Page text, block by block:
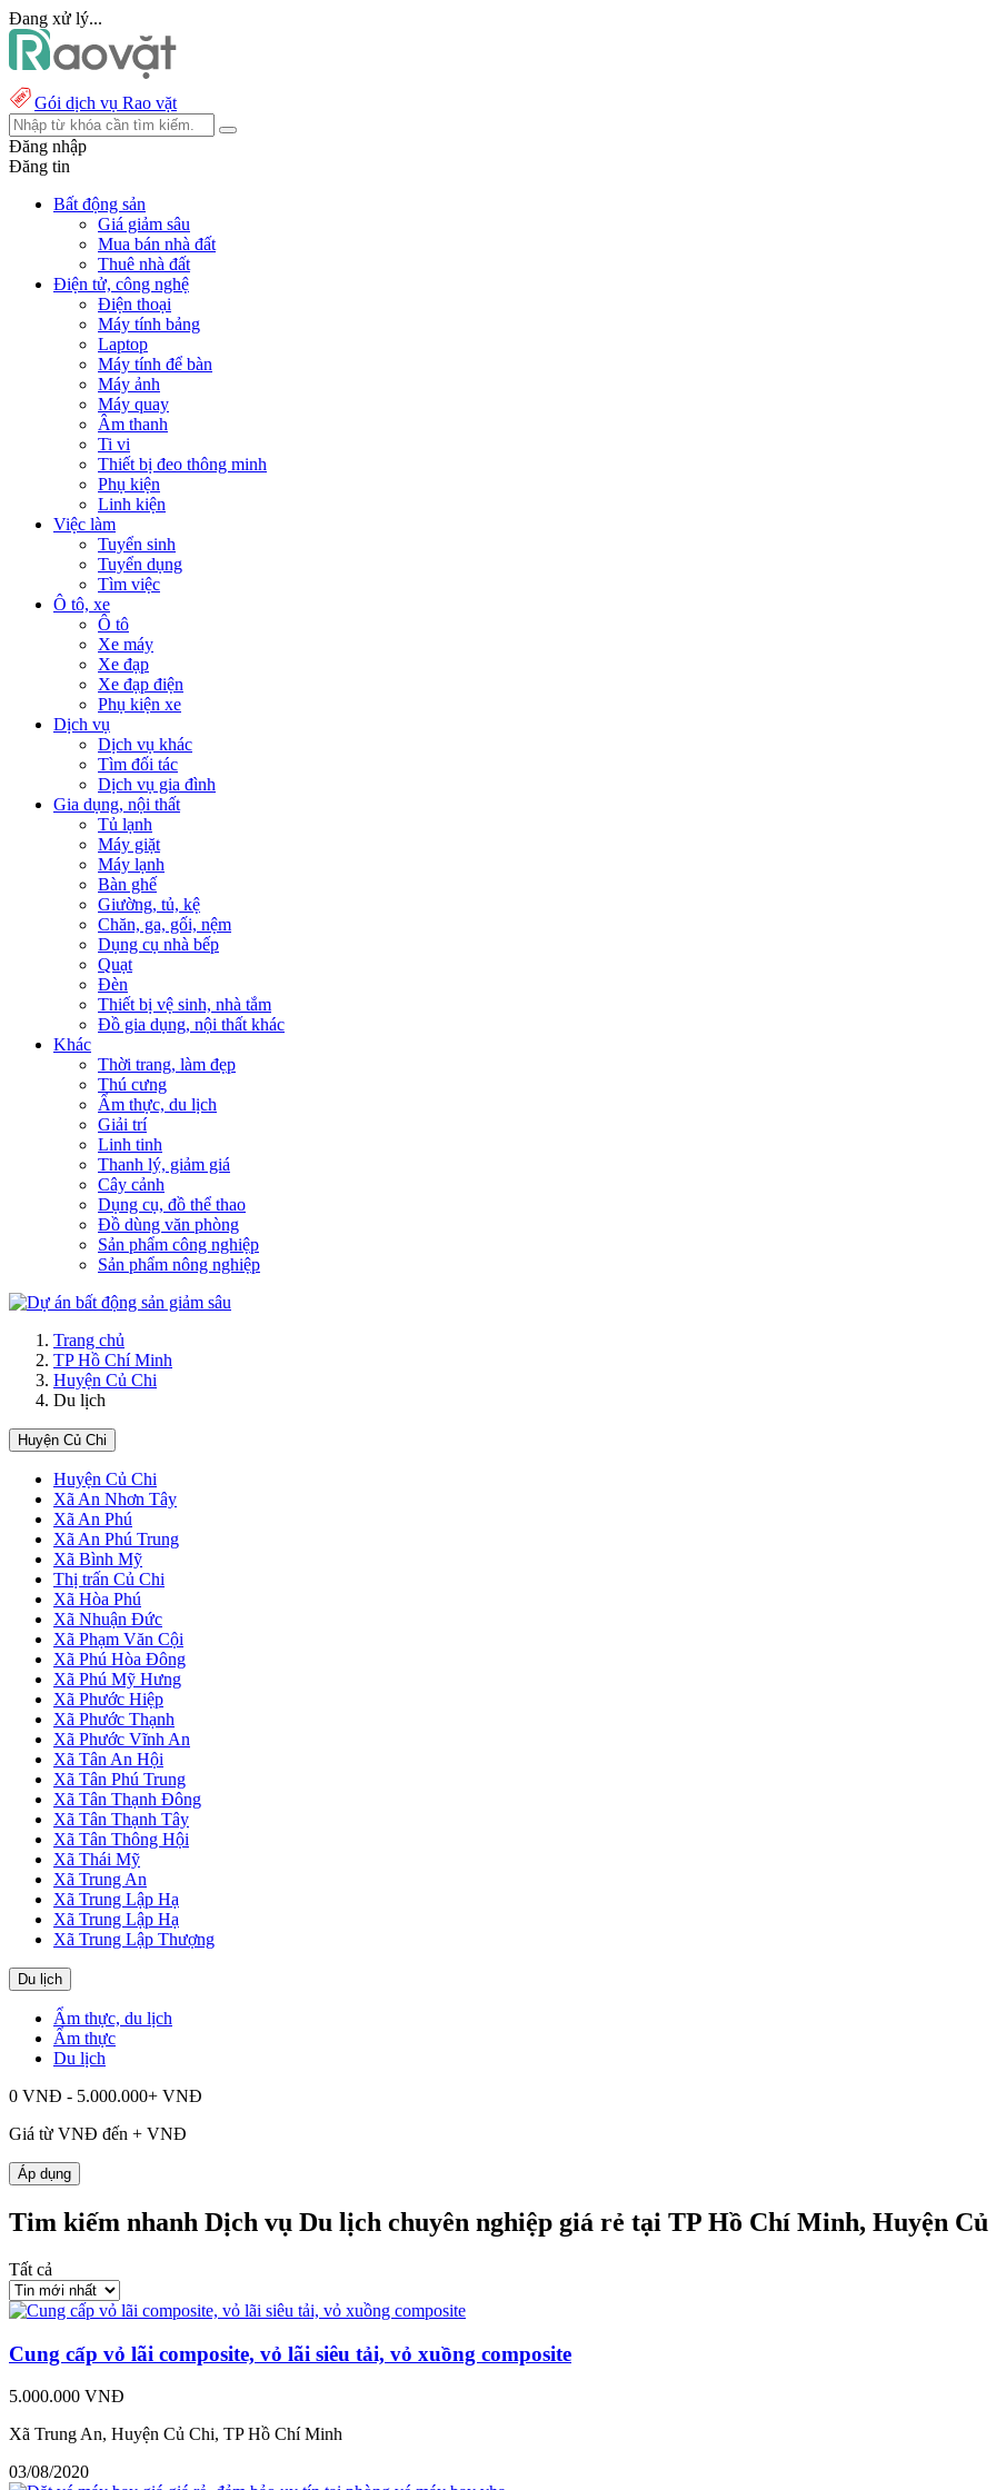
Đang xử lý...
Gói dịch vụ Rao vặt
Đăng nhập
Đăng tin
Bất động sản
Giá giảm sâu
Mua bán nhà đất
Thuê nhà đất
Điện tử, công nghệ
Điện thoại
Máy tính bảng
Laptop
Máy tính để bàn
Máy ảnh
Máy quay
Âm thanh
Ti vi
Thiết bị đeo thông minh
Phụ kiện
Linh kiện
Việc làm
Tuyển sinh
Tuyển dụng
Tìm việc
Ô tô, xe
Ô tô
Xe máy
Xe đạp
Xe đạp điện
Phụ kiện xe
Dịch vụ
Dịch vụ khác
Tìm đối tác
Dịch vụ gia đình
Gia dụng, nội thất
Tủ lạnh
Máy giặt
Máy lạnh
Bàn ghế
Giường, tủ, kệ
Chăn, ga, gối, nệm
Dụng cụ nhà bếp
Quạt
Đèn
Thiết bị vệ sinh, nhà tắm
Đồ gia dụng, nội thất khác
Khác
Thời trang, làm đẹp
Thú cưng
Ẩm thực, du lịch
Giải trí
Linh tinh
Thanh lý, giảm giá
Cây cảnh
Dụng cụ, đồ thể thao
Đồ dùng văn phòng
Sản phẩm công nghiệp
Sản phẩm nông nghiệp
Trang chủ
TP Hồ Chí Minh
Huyện Củ Chi
Du lịch
Huyện Củ Chi
Huyện Củ Chi
Xã An Nhơn Tây
Xã An Phú
Xã An Phú Trung
Xã Bình Mỹ
Thị trấn Củ Chi
Xã Hòa Phú
Xã Nhuận Đức
Xã Phạm Văn Cội
Xã Phú Hòa Đông
Xã Phú Mỹ Hưng
Xã Phước Hiệp
Xã Phước Thạnh
Xã Phước Vĩnh An
Xã Tân An Hội
Xã Tân Phú Trung
Xã Tân Thạnh Đông
Xã Tân Thạnh Tây
Xã Tân Thông Hội
Xã Thái Mỹ
Xã Trung An
Xã Trung Lập Hạ
Xã Trung Lập Hạ
Xã Trung Lập Thượng
Du lịch
Ẩm thực, du lịch
Ẩm thực
Du lịch
0 VNĐ - 5.000.000+ VNĐ
Giá từ VNĐ đến + VNĐ
Áp dụng
Tim kiếm nhanh Dịch vụ Du lịch chuyên nghiệp giá rẻ tại TP Hồ Chí Minh, Huyện Củ
Tất cả
Cung cấp vỏ lãi composite, vỏ lãi siêu tải, vỏ xuồng composite
5.000.000 VNĐ
Xã Trung An, Huyện Củ Chi, TP Hồ Chí Minh
03/08/2020